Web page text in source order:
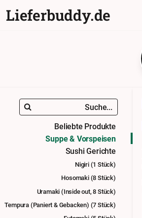
Lieferbuddy.de
Suche...
Beliebte Produkte
Suppe & Vorspeisen
Sushi Gerichte
Nigiri (1 Stück)
Hosomaki (8 Stück)
Uramaki (Inside out, 8 Stück)
Tempura (Paniert & Gebacken) (7 Stück)